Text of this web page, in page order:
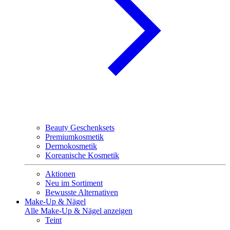
Beauty Geschenksets
Premiumkosmetik
Dermokosmetik
Koreanische Kosmetik
Aktionen
Neu im Sortiment
Bewusste Alternativen
Make-Up & Nägel
Alle Make-Up & Nägel anzeigen
Teint